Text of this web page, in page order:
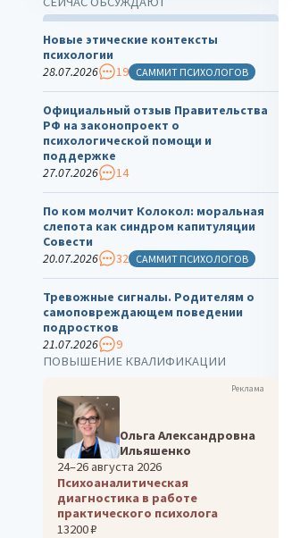
Новые этические контексты
психологии
28.07.2026
19 САММИТ ПСИХОЛОГОВ
Официальный отзыв Правительства
РФ на законопроект о
психологической помощи и
поддержке
27.07.2026
14
По ком молчит Колокол: моральная
слепота как синдром капитуляции
Совести
20.07.2026
32 САММИТ ПСИХОЛОГОВ
Тревожные сигналы. Родителям о
самоповреждающем поведении
подростков
21.07.2026
9
ПОВЫШЕНИЕ КВАЛИФИКАЦИИ
Реклама
Ольга Александровна
Ильяшенко
24–26 августа 2026
Психоаналитическая
диагностика в работе
практического психолога
13200 ₽